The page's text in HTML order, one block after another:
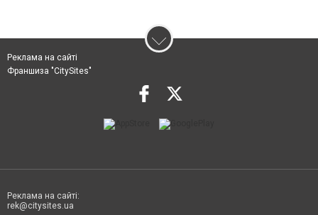
Реклама на сайті
Франшиза "CitySites"
Реклама на сайті:
rek@citysites.ua